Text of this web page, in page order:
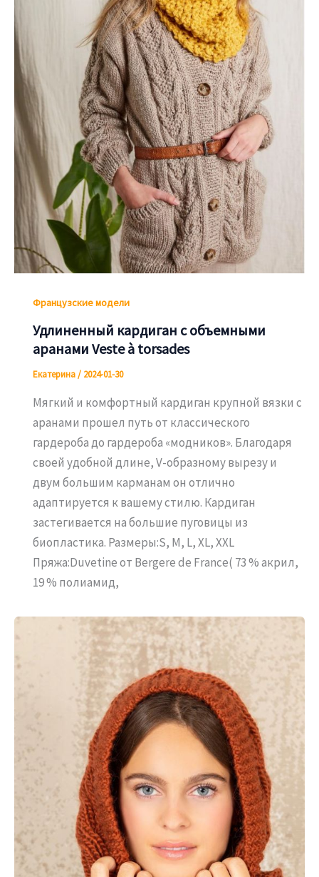
Французские модели
Удлиненный кардиган с объемными
аранами Veste à torsades
Екатерина/ 2024-01-30
Мягкий и комфортный кардиган крупной вязки с
аранами прошел путь от классического
гардероба до гардероба «модников». Благодаря
своей удобной длине, V-образному вырезу и
двум большим карманам он отлично
адаптируется к вашему стилю. Кардиган
застегивается на большие пуговицы из
биопластика. Размеры:S, M, L, XL, XXL
Пряжа:Duvetine от Bergere de France( 73 % акрил,
19 % полиамид,